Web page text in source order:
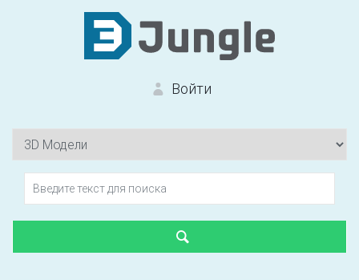
Войти